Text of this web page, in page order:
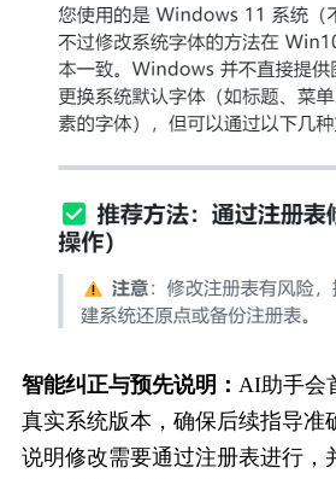
智能纠正与预先说明： AI助手会
真实系统版本，确保后续指导准
说明修改需要通过注册表进行，